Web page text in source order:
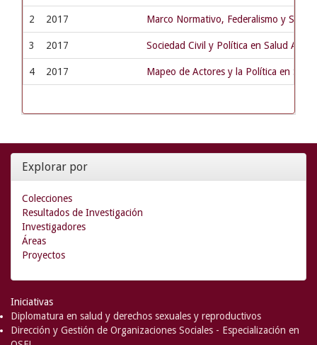
2 2017 Marco Normativo, Federalismo y
3 2017 Sociedad Civil y Política en Salud
4 2017 Mapeo de Actores y la Política en
Explorar por
Colecciones
Resultados de Investigación
Investigadores
Áreas
Proyectos
Iniciativas
Diplomatura en salud y derechos sexuales y reproductivos
Dirección y Gestión de Organizaciones Sociales - Especialización en